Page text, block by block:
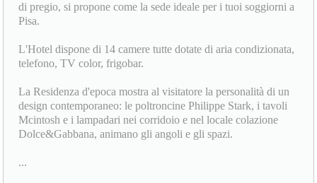
di pregio, si propone come la sede ideale per i tuoi soggiorni a
Pisa.
L'Hotel dispone di 14 camere tutte dotate di aria condizionata,
telefono, TV color, frigobar.
La Residenza d'epoca mostra al visitatore la personalità di un
design contemporaneo: le poltroncine Philippe Stark, i tavoli
Mcintosh e i lampadari nei corridoio e nel locale colazione
Dolce&Gabbana, animano gli angoli e gli spazi.
...